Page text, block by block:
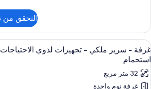
جناح
(Kids
Suite)
التحقق من
استعراض
جميع
صور
غرفة
ملاءات من
1
غرفة - سرير ملكي - تجهيزات لذوي
استحمام
32 متر مربع
غرفة نوم واحدة